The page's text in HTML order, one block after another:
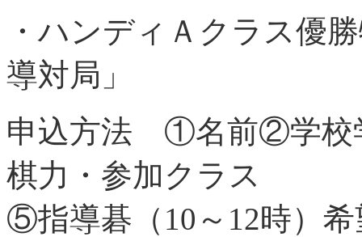
・ハンディＡクラス優
導対局」
申込方法 ①名前②学校
棋力・参加クラス
⑤指導碁（10～12時）